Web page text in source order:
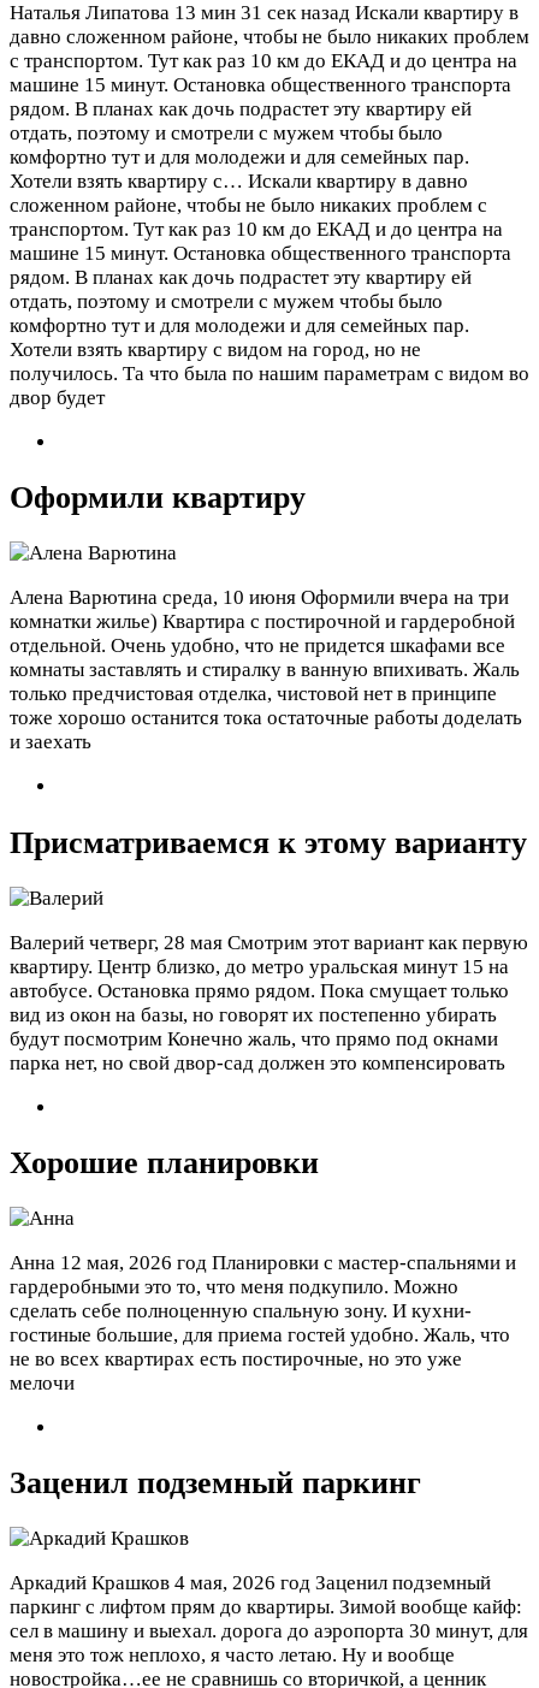
Наталья Липатова 13 мин 31 сек назад Искали квартиру в
давно сложенном районе, чтобы не было никаких проблем
с транспортом. Тут как раз 10 км до ЕКАД и до центра на
машине 15 минут. Остановка общественного транспорта
рядом. В планах как дочь подрастет эту квартиру ей
отдать, поэтому и смотрели с мужем чтобы было
комфортно тут и для молодежи и для семейных пар.
Хотели взять квартиру с… Искали квартиру в давно
сложенном районе, чтобы не было никаких проблем с
транспортом. Тут как раз 10 км до ЕКАД и до центра на
машине 15 минут. Остановка общественного транспорта
рядом. В планах как дочь подрастет эту квартиру ей
отдать, поэтому и смотрели с мужем чтобы было
комфортно тут и для молодежи и для семейных пар.
Хотели взять квартиру с видом на город, но не
получилось. Та что была по нашим параметрам с видом во
двор будет
Оформили квартиру
Алена Варютина среда, 10 июня Оформили вчера на три
комнатки жилье) Квартира с постирочной и гардеробной
отдельной. Очень удобно, что не придется шкафами все
комнаты заставлять и стиралку в ванную впихивать. Жаль
только предчистовая отделка, чистовой нет в принципе
тоже хорошо останится тока остаточные работы доделать
и заехать
Присматриваемся к этому варианту
Валерий четверг, 28 мая Смотрим этот вариант как первую
квартиру. Центр близко, до метро уральская минут 15 на
автобусе. Остановка прямо рядом. Пока смущает только
вид из окон на базы, но говорят их постепенно убирать
будут посмотрим Конечно жаль, что прямо под окнами
парка нет, но свой двор-сад должен это компенсировать
Хорошие планировки
Анна 12 мая, 2026 год Планировки с мастер-спальнями и
гардеробными это то, что меня подкупило. Можно
сделать себе полноценную спальную зону. И кухни-
гостиные большие, для приема гостей удобно. Жаль, что
не во всех квартирах есть постирочные, но это уже
мелочи
Заценил подземный паркинг
Аркадий Крашков 4 мая, 2026 год Заценил подземный
паркинг с лифтом прям до квартиры. Зимой вообще кайф:
сел в машину и выехал. дорога до аэропорта 30 минут, для
меня это тож неплохо, я часто летаю. Ну и вообще
новостройка…ее не сравнишь со вторичкой, а ценник